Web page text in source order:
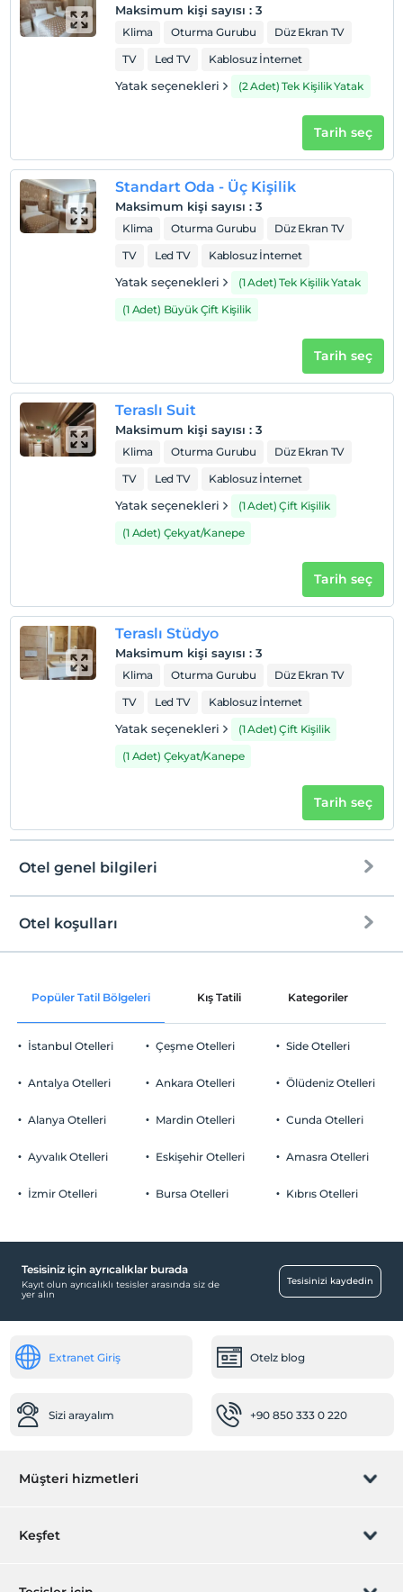
Maksimum kişi sayısı : 3
Klima Oturma Gurubu
Düz Ekran TV
TV
Led TV Kablosuz İnternet
Yatak seçenekleri (2 Adet) Tek Kişilik Yatak
Tarih seç
Standart Oda - Üç Kişilik
Maksimum kişi sayısı : 3
Klima Oturma Gurubu
Düz Ekran TV
TV
Led TV Kablosuz İnternet
Yatak seçenekleri
(1 Adet) Tek Kişilik Yatak
(1 Adet) Büyük Çift Kişilik
Tarih seç
Teraslı Suit
Maksimum kişi sayısı : 3
Klima Oturma Gurubu
Düz Ekran TV
TV
Led TV Kablosuz İnternet
Yatak seçenekleri
(1 Adet) Çift Kişilik
(1 Adet) Çekyat/Kanepe
Tarih seç
Teraslı Stüdyo
Maksimum kişi sayısı : 3
Klima Oturma Gurubu
Düz Ekran TV
TV
Led TV Kablosuz İnternet
Yatak seçenekleri
(1 Adet) Çift Kişilik
(1 Adet) Çekyat/Kanepe
Tarih seç
Otel genel bilgileri
Ortak alanlar ve tüm odalar
Bebek karyolası
Havaalanı servisi (ücretli)
Aile odaları
Sigara içilmeyen odalar
Scanner
Isıtma
Otel koşulları
Check/in
Check/out
En geç saat 12:00 ve öncesi
Evcil Hayvan
2 yaşına kadar olan bebekler ücretsizdir.
Popüler Tatil Bölgeleri Kış Tatili Kategoriler
İstanbul Otelleri
Antalya Otelleri
Alanya Otelleri
Ayvalık Otelleri
İzmir Otelleri
Çeşme Otelleri
Ankara Otelleri
Mardin Otelleri
Eskişehir Otelleri
Bursa Otelleri
Side Otelleri
Ölüdeniz Otelleri
Cunda Otelleri
Amasra Otelleri
Kıbrıs Otelleri
Tesisiniz için ayrıcalıklar burada
Kayıt olun ayrıcalıklı tesisler arasında siz de
yer alın
Tesisinizi kaydedin
Extranet Giriş Otelz blog
Sizi arayalım +90 850 333 0 220
Müşteri hizmetleri
Rezervasyon yönet
Keşfet
Hediye Kart